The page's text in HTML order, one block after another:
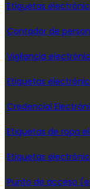
Etiquetas
Contador de
Vigilancia
Etiquetas
Credencial
Etiquetas de ropa
Etiquetas
Punto de acceso